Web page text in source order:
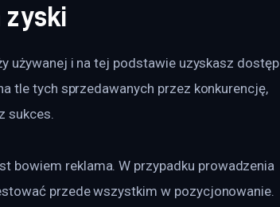
zyski
używanej i na tej podstawie uzyskasz dostęp
tle tych sprzedawanych przez konkurencję,
sukces.
bowiem reklama. W przypadku prowadzenia
przede wszystkim w pozycjonowanie.